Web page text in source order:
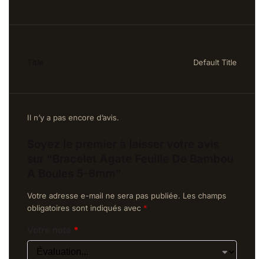
Default Title
Il n’y a pas encore d’avis.
Votre adresse e-mail ne sera pas publiée. Les champs
obligatoires sont indiqués avec *
*